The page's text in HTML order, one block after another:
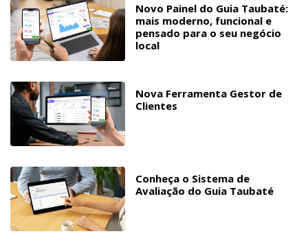
Novo Painel do Guia Taubaté:
mais moderno, funcional e
pensado para o seu negócio
local
Nova Ferramenta Gestor de
Clientes
Conheça o Sistema de
Avaliação do Guia Taubaté